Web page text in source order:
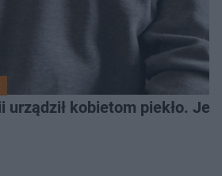
urządził kobietom piekło.